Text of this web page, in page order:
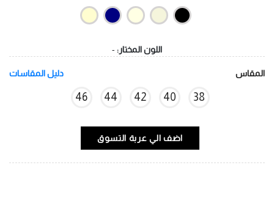
اللون المختار: -
المقاس دليل المقاسات
38
40
42
44
46
اضف الي عربة التسوق